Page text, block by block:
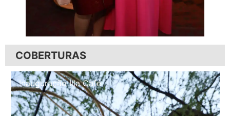
COBERTURAS
Inauguração Illa Café